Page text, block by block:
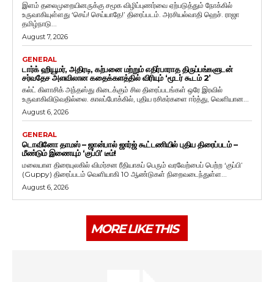
இளம் தலைமுறையினருக்கு சமூக விழிப்புணர்வை ஏற்படுத்தும் நோக்கில்
உருவாகியுள்ளது ‘செய்! செய்யாதே!’ திரைப்படம். அரசியல்வாதி ஹெச். ராஜா
தமிழ்நாடு...
August 7, 2026
GENERAL
டார்க் ஹியூமர், அதிரடி, கற்பனை மற்றும் எதிர்பாராத திருப்பங்களுடன்
சர்வதேச அளவிலான கதைக்களத்தில் விரியும் ‘மூடர் கூடம் 2’
கல்ட் கிளாசிக் அந்தஸ்து கிடைக்கும் சில திரைப்படங்கள் ஒரே இரவில்
உருவாகிவிடுவதில்லை. காலப்போக்கில், புதிய ரசிகர்களை ஈர்த்து, வெளியான...
August 6, 2026
GENERAL
டொவினோ தாமஸ் – ஜான்பால் ஜார்ஜ் கூட்டணியில் புதிய திரைப்படம் –
மீண்டும் இணையும் ‘குப்பி’ டீம்!
மலையாள திரையுலகில் விமர்சன ரீதியாகப் பெரும் வரவேற்பைப் பெற்ற ‘குப்பி’
(Guppy) திரைப்படம் வெளியாகி 10 ஆண்டுகள் நிறைவடைந்துள்ள...
August 6, 2026
MORE LIKE THIS